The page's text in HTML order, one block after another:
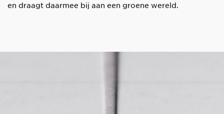
en draagt daarmee bij aan een groene wereld.